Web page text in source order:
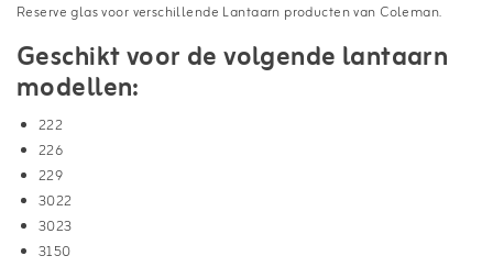
Reserve glas voor verschillende Lantaarn producten van Coleman.
Geschikt voor de volgende lantaarn
modellen:
222
226
229
3022
3023
3150